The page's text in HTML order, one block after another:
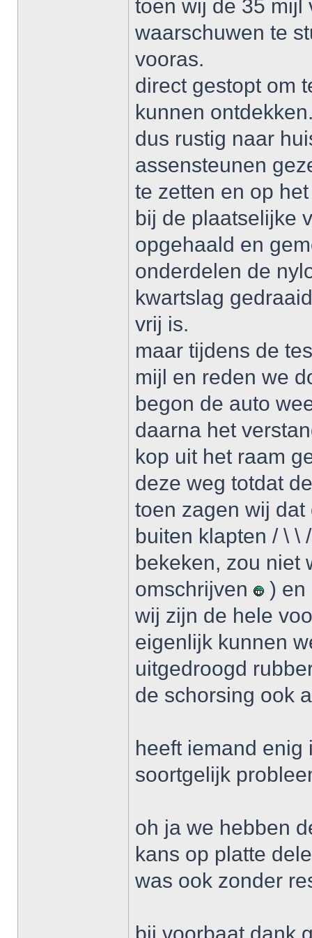
toen wij de 35 mijl
waarschuwen te
vooras.
direct gestopt om
kunnen
dus rustig naar
assensteunen
te zetten en op
bij de plaatselijke
opgehaald en
onderdelen de
kwartslag
vrij is.
maar tijdens de
mijl en reden we
begon de auto
daarna het
kop uit het raam
deze weg totdat
toen zagen wij
buiten klapten / \ \
bekeken, zou niet
omschrijven
) en
wij zijn de hele
eigenlijk kunnen
uitgedroogd
de schorsing ook
heeft iemand enig
soortgelijk
oh ja we hebben
kans op platte
was ook zonder